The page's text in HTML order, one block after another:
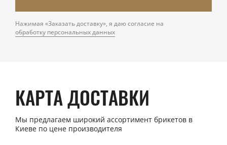
Нажимая «Заказать доставку», я даю согласие на
обработку персональных данных
КАРТА ДОСТАВКИ
Мы предлагаем широкий ассортимент брикетов в
Киеве по цене производителя